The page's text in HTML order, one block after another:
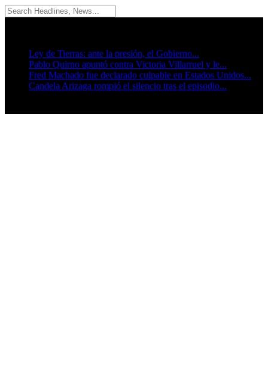
Ley de Tierras: ante la presión, el Gobierno...
Pablo Quirno apuntó contra Victoria Villarruel y le...
Fred Machado fue declarado culpable en Estados Unidos...
Candela Arizaga rompió el silencio tras el episodio...